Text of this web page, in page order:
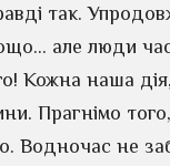
так.
але люди
Кожна наша
Прагнімо
Водночас не